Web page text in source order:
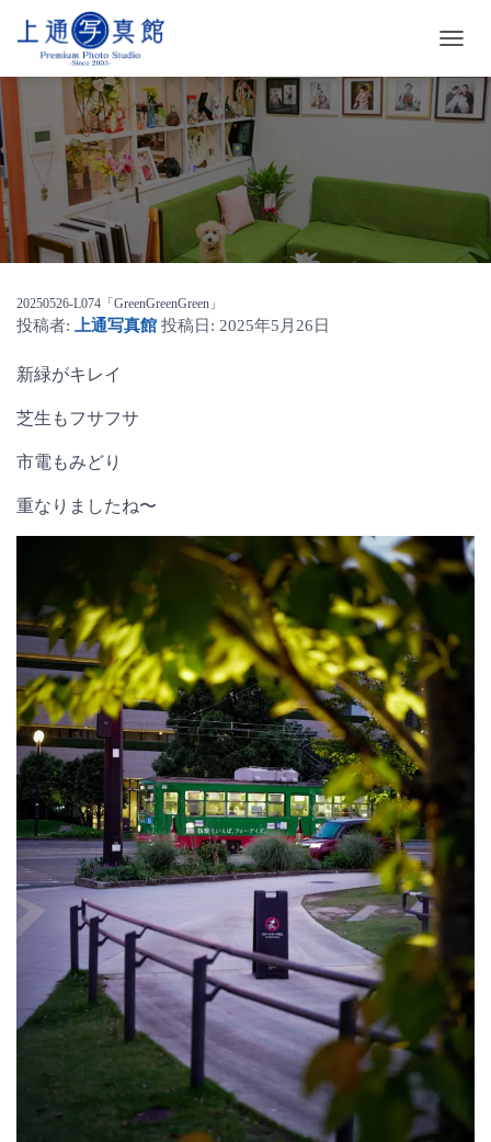
ビ
ゲ
ー
り
替
20250526-L074「GreenGreenGreen」
投稿者: 上通写真館 投稿日: 2025年5月26日
新緑がキレイ
芝生もフサフサ
市電もみどり
重なりましたね〜